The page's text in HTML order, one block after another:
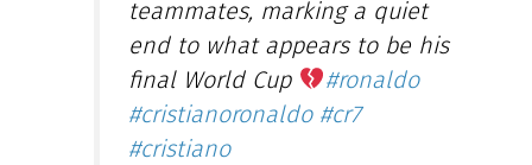
teammates, marking a quiet
end to what appears to be his
final World Cup
#ronaldo
#cristianoronaldo #cr7
#cristiano